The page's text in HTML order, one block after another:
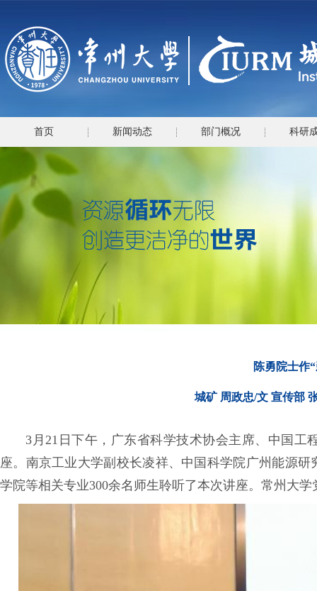
首页 新闻动态 部门概况 科研
陈勇院士作
城矿 周政忠/文 宣传部
3月21日下午，广东省科学技术协会主席、中国工
座。南京工业大学副校长凌祥、中国科学院广州能源
学院等相关专业300余名师生聆听了本次讲座。常州大